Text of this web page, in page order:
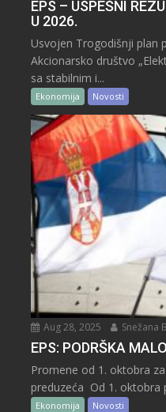
EPS – USPEŠNI
U 2026.
Usvojen Trogodišnji plan
Akcionarsko društvo
sa stabilnim i...
Ekonomija Novosti
Aug 28, 2025 Snežana
EPS: PODRŠKA
Promene od 1. oktobra
preduzeća Od 1. oktobra
Ekonomija Novosti